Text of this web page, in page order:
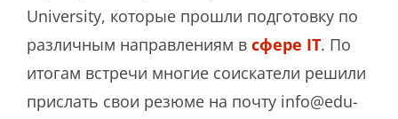
University, которые прошли подготовку по
различным направлениям в сфере IT. По
итогам встречи многие соискатели решили
прислать свои резюме на почту info@edu-